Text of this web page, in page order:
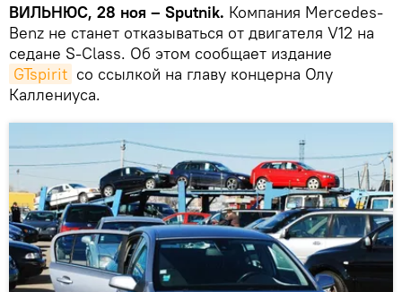
ВИЛЬНЮС, 28 ноя – Sputnik. Компания Mercedes-
Benz не станет отказываться от двигателя V12 на
седане S-Class. Об этом сообщает издание
GTspirit со ссылкой на главу концерна Олу
Каллениуса.